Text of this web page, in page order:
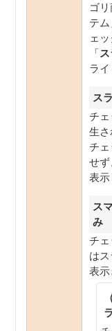
ゴ
テ
ェ
「
ライ
ス
チ
生さ
チ
せ
表示
ス
み
チ
は
表示